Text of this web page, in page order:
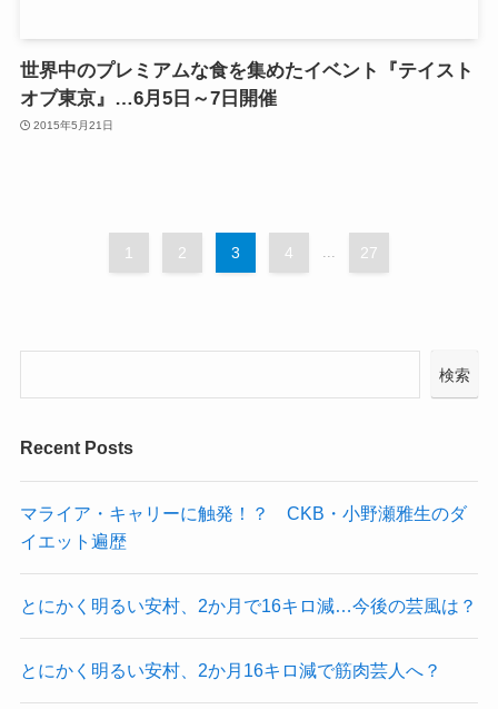
世界中のプレミアムな食を集めたイベント『テイスト
オブ東京』…6月5日～7日開催
2015年5月21日
1 2 3 4 27
検索
Recent Posts
マライア・キャリーに触発！？ CKB・小野瀬雅生のダ
イエット遍歴
とにかく明るい安村、2か月で16キロ減…今後の芸風は？
とにかく明るい安村、2か月16キロ減で筋肉芸人へ？